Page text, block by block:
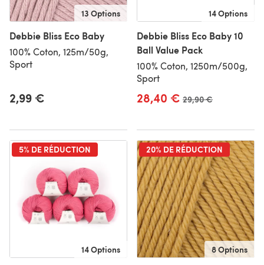
13 Options
Debbie Bliss Eco Baby
100% Coton, 125m/50g,
Sport
2,99 €
14 Options
Debbie Bliss Eco Baby 10
Ball Value Pack
100% Coton, 1250m/500g,
Sport
28,40 € Ancien prix
29,90 €
5% DE RÉDUCTION
14 Options
20% DE RÉDUCTION
8 Options